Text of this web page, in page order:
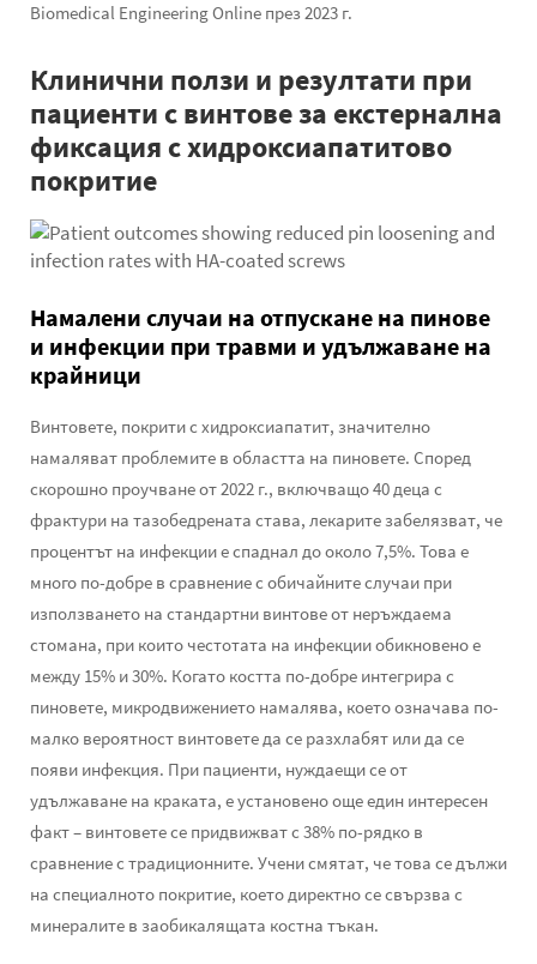
Biomedical Engineering Online през 2023 г.
Клинични ползи и резултати при
пациенти с винтове за екстернална
фиксация с хидроксиапатитово
покритие
Намалени случаи на отпускане на пинове
и инфекции при травми и удължаване на
крайници
Винтовете, покрити с хидроксиапатит, значително
намаляват проблемите в областта на пиновете. Според
скорошно проучване от 2022 г., включващо 40 деца с
фрактури на тазобедрената става, лекарите забелязват, че
процентът на инфекции е спаднал до около 7,5%. Това е
много по-добре в сравнение с обичайните случаи при
използването на стандартни винтове от неръждаема
стомана, при които честотата на инфекции обикновено е
между 15% и 30%. Когато костта по-добре интегрира с
пиновете, микродвижението намалява, което означава по-
малко вероятност винтовете да се разхлабят или да се
появи инфекция. При пациенти, нуждаещи се от
удължаване на краката, е установено още един интересен
факт – винтовете се придвижват с 38% по-рядко в
сравнение с традиционните. Учени смятат, че това се дължи
на специалното покритие, което директно се свързва с
минералите в заобикалящата костна тъкан.